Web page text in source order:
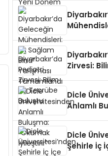
Zirvesi:
Dicle
Anlamlı
Dicle
Şehirle İç